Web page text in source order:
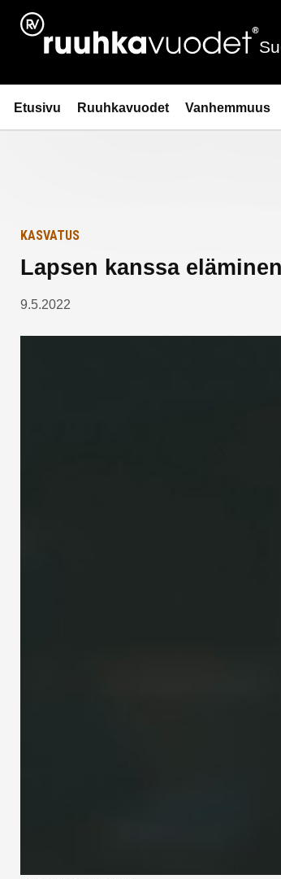
Siirry
sisältöön
Ruuhkavuodet.fi
Etusivu Ruuhkavuodet Vanhemmuus
Etusivulle
KASVATUS
Lapsen kanssa
9.5.2022